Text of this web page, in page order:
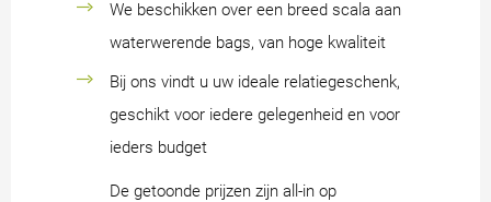
We beschikken over een breed scala aan
waterwerende bags, van hoge kwaliteit
Bij ons vindt u uw ideale relatiegeschenk,
geschikt voor iedere gelegenheid en voor
ieders budget
De getoonde prijzen zijn all-in op